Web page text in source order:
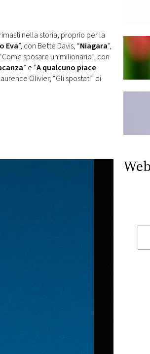
nella storia, proprio per la
Eva”, con Bette Davis, “Niagara”,
sposare un milionario”, con
” e “A qualcuno piace
Olivier, “Gli spostati” di